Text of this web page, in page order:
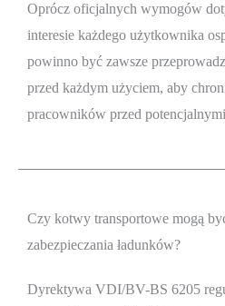
Oprócz oficjalnych wymogów
interesie każdego użytkownika
powinno być zawsze
przed każdym użyciem, aby
pracowników przed
Czy kotwy transportowe mogą
zabezpieczania ładunków?
Dyrektywa VDI/BV-BS 6205